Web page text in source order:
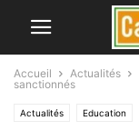
Accueil Actualités
sanctionnés
Actualités Education